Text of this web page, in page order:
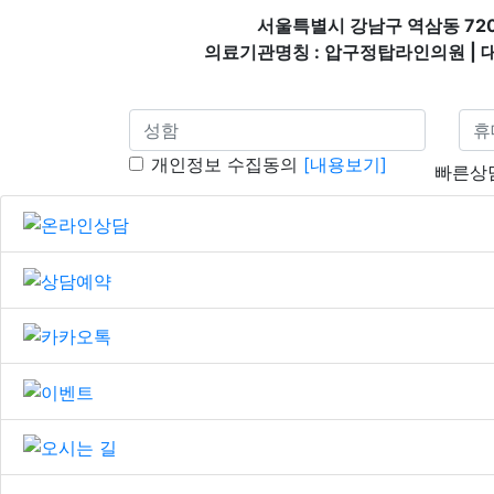
서울특별시 강남구 역삼동
의료기관명칭 : 압구정탑라인의원
개인정보 수집동의 [내용보기] 빠른상